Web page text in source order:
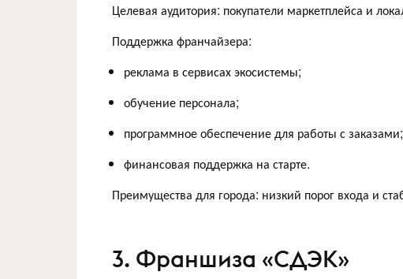
Целевая аудитория: покупатели маркетплейса и
Поддержка франчайзера:
реклама в сервисах экосистемы;
обучение персонала;
программное обеспечение для работы с заказами;
финансовая поддержка на старте.
Преимущества для города: низкий порог входа и
3. Франшиза «СДЭК»